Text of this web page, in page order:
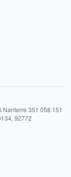
Nanterre 351 058 151
92772